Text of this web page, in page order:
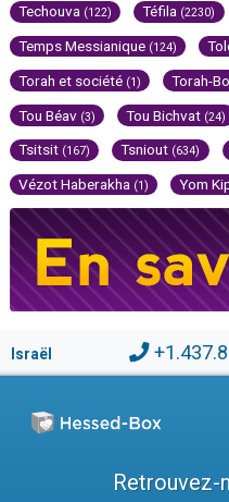
Techouva (122) Téfila (2230)
Temps Messianique (124)
Torah et société (1) Torah-
Tou Béav (3) Tou Bichvat (24)
Tsitsit (167) Tsniout (634)
Vézot Haberakha (1) Yom
Israël
Retrouvez-